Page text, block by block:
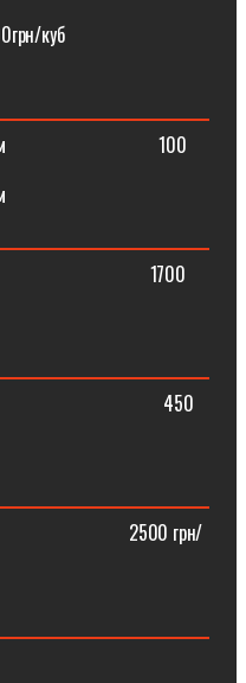
куб
10 м⠀⠀⠀⠀⠀⠀⠀⠀⠀⠀⠀100
грн/